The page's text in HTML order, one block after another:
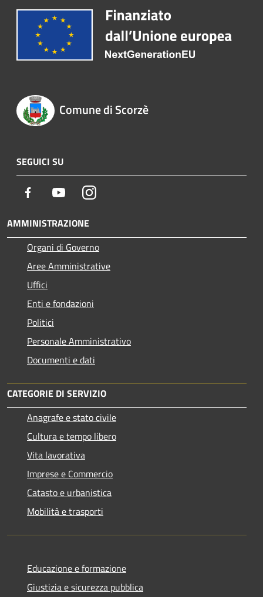
Comune di Scorzè
SEGUICI SU
Facebook YoutubeInstagram
AMMINISTRAZIONE
Organi di Governo
Aree Amministrative
Uffici
Enti e fondazioni
Politici
Personale Amministrativo
Documenti e dati
CATEGORIE DI SERVIZIO
Anagrafe e stato civile
Cultura e tempo libero
Vita lavorativa
Imprese e Commercio
Catasto e urbanistica
Mobilità e trasporti
Educazione e formazione
Giustizia e sicurezza pubblica